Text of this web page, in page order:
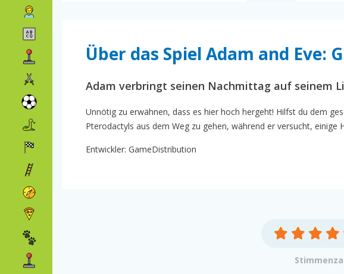
Über das Spiel Adam and Eve:
Adam verbringt seinen Nachmittag auf seinem
Unnötig zu erwähnen, dass es hier hoch hergeht! Hilfst du dem
Pterodactyls aus dem Weg zu gehen, während er versucht, einige
Entwickler: GameDistribution